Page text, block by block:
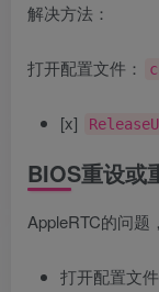
解决方法：
打开配置文件：
[x]
BIOS重设或
AppleRTC的问题
打开配置文件